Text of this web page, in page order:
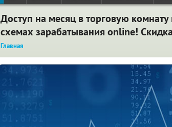
Доступ на месяц в торговую
схемах зарабатывания online!
Главная